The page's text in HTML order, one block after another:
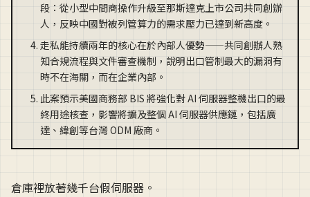
段：從小型中間商操作升級至那斯達克上市公司共同創辦
人，反映中國對被列管算力的需求壓力已達到新高度。
走私能持續兩年的核心在於內部人優勢——共同創辦人熟
知合規流程與文件審查機制，說明出口管制最大的漏洞有
時不在海關，而在企業內部。
此案預示美國商務部 BIS 將強化對 AI 伺服器整機出口的最
終用途核查，影響將擴及整個 AI 伺服器供應鏈，包括廣
達、緯創等台灣 ODM 廠商。
倉庫裡放著幾千台假伺服器。